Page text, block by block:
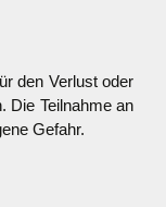
den Verlust oder
Die Teilnahme an
Gefahr.